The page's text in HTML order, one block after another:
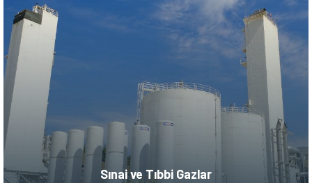
Sınai ve Tıbbi Gazlar